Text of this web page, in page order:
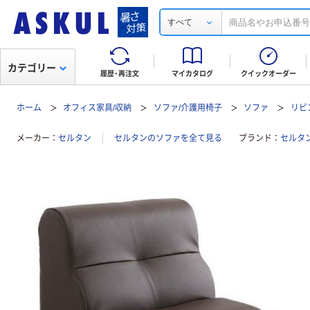
すべて
履歴・再注文 マイカタログ クイックオーダー
カテゴリー
ホーム オフィス家具/収納 ソファ/介護用椅子 ソファ リビ
メーカー セルタン セルタンのソファを全て見る ブランド セルタ